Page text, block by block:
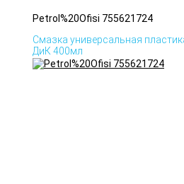
Petrol%20Ofisi 755621724
Смазка универсальная
ДиК 400мл